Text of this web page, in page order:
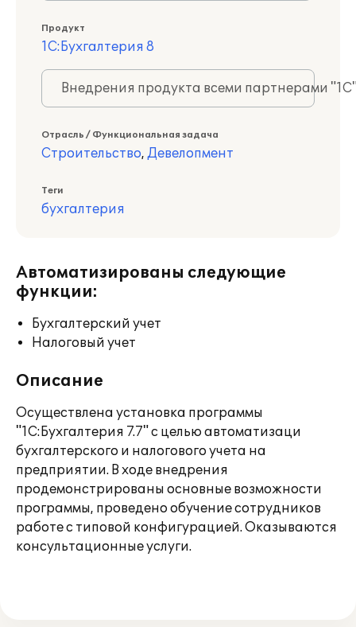
Продукт
1С:Бухгалтерия 8
Внедрения продукта всеми партнерами
Отрасль / Функциональная задача
Строительство, Девелопмент
Теги
бухгалтерия
Автоматизированы следующие
функции:
Бухгалтерский учет
Налоговый учет
Описание
Осуществлена установка программы
"1C:Бухгалтерия 7.7" с целью автоматизаци
бухгалтерского и налогового учета на
предприятии. В ходе внедрения
продемонстрированы основные возможности
программы, проведено обучение сотрудников
работе с типовой конфигурацией. Оказываются
консультационные услуги.